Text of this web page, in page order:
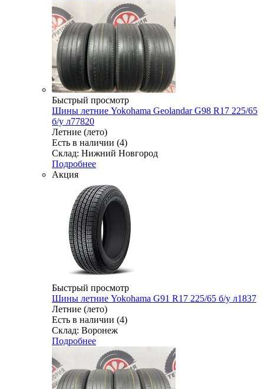
Быстрый просмотр
Шины летние Yokohama Geolandar G98 R17 225/65
б/у л77820
Летние (лето)
Есть в наличии (4)
Склад: Нижний Новгород
Подробнее
Акция
Быстрый просмотр
Шины летние Yokohama G91 R17 225/65 б/у л1837
Летние (лето)
Есть в наличии (4)
Склад: Воронеж
Подробнее